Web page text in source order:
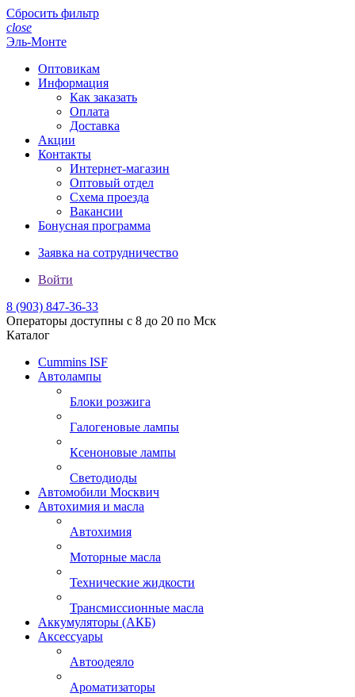
Сбросить фильтр
close
Эль-Монте
Оптовикам
Информация
Как заказать
Оплата
Доставка
Акции
Контакты
Интернет-магазин
Оптовый отдел
Схема проезда
Вакансии
Бонусная программа
Заявка на сотрудничество
Войти
8 (903) 847-36-33
Операторы доступны с 8 до 20 по Мск
Каталог
Cummins ISF
Автолампы
Блоки розжига
Галогеновые лампы
Ксеноновые лампы
Светодиоды
Автомобили Москвич
Автохимия и масла
Автохимия
Моторные масла
Технические жидкости
Трансмиссионные масла
Аккумуляторы (АКБ)
Аксессуары
Автоодеяло
Ароматизаторы